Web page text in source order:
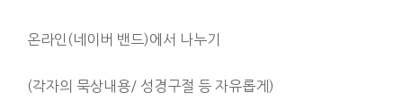
온라인(네이버 밴드)에서 나누기
(각자의 묵상내용/ 성경구절 등 자유롭게)